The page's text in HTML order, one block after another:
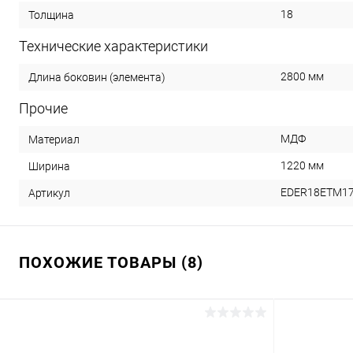
Толщина 18
Технические характеристики
Длина боковин (элемента) 2800 мм
Прочие
Материал МДФ
Ширина 1220 мм
Артикул EDER18ETM17
ПОХОЖИЕ ТОВАРЫ (8)